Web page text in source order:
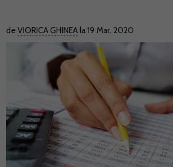
deVIORICA GHINEA la 19 Mar. 2020